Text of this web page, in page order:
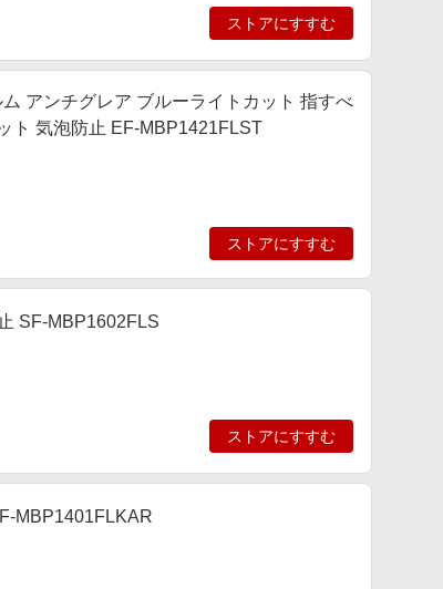
ストアにすすむ
アンチグレア ブルーライトカット 指すべ
ト 気泡防止 EF-MBP1421FLST
ストアにすすむ
SF-MBP1602FLS
ストアにすすむ
MBP1401FLKAR